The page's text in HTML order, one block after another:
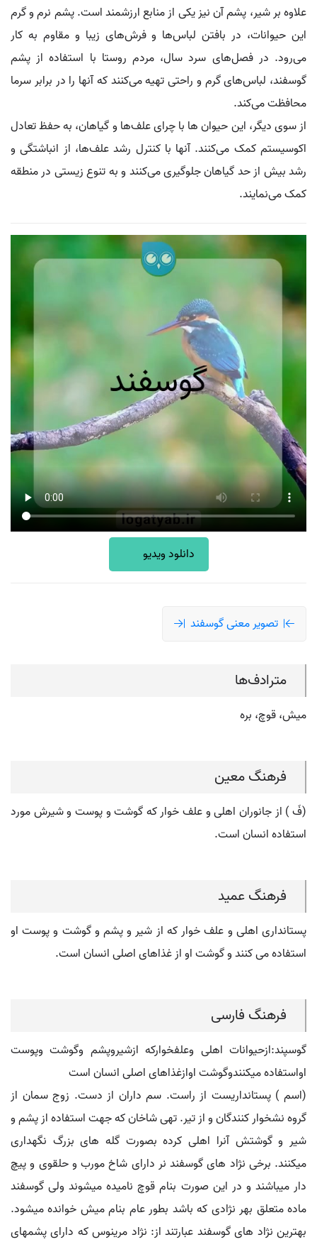
علاوه بر شیر، پشم آن نیز یکی از منابع ارزشمند است. پشم نرم و گرم
این حیوانات، در بافتن لباس‌ها و فرش‌های زیبا و مقاوم به کار
می‌رود. در فصل‌های سرد سال، مردم روستا با استفاده از پشم
گوسفند، لباس‌های گرم و راحتی تهیه می‌کنند که آنها را در برابر سرما
محافظت می‌کند.
از سوی دیگر، این حیوان ها با چرای علف‌ها و گیاهان، به حفظ تعادل
اکوسیستم کمک می‌کنند. آنها با کنترل رشد علف‌ها، از انباشتگی و
رشد بیش از حد گیاهان جلوگیری می‌کنند و به تنوع زیستی در منطقه
کمک می‌نمایند.
دانلود ویدیو
تصویر معنی گوسفند
مترادف‌ها
میش، قوچ، بره
فرهنگ معین
(فَ ) از جانوران اهلی و علف خوار که گوشت و پوست و شیرش مورد
استفاده انسان است.
فرهنگ عمید
پستانداری اهلی و علف خوار که از شیر و پشم و گوشت و پوست او
استفاده می کنند و گوشت او از غذاهای اصلی انسان است.
فرهنگ فارسی
گوسپند:ازحیوانات اهلی وعلفخوارکه ازشیروپشم وگوشت وپوست
اواستفاده میکنندوگوشت اوازغذاهای اصلی انسان است
(اسم ) پستانداریست از راست. سم داران از دست. زوج سمان از
گروه نشخوار کنندگان و از تیر. تهی شاخان که جهت استفاده از پشم و
شیر و گوشتش آنرا اهلی کرده بصورت گله های بزرگ نگهداری
میکنند. برخی نژاد های گوسفند نر دارای شاخ مورب و حلقوی و پیچ
دار میباشند و در این صورت بنام قوچ نامیده میشوند ولی گوسفند
ماده متعلق بهر نژادی که باشد بطور عام بنام میش خوانده میشود.
بهترین نژاد های گوسفند عبارتند از: نژاد مرینوس که دارای پشمهای